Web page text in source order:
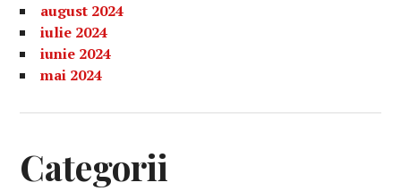
august 2024
iulie 2024
iunie 2024
mai 2024
Categorii